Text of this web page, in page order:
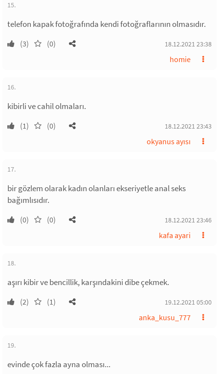
15.
telefon kapak fotoğrafında kendi fotoğraflarının olmasıdır.
(3) (0) 18.12.2021 23:38
homie
16.
kibirli ve cahil olmaları.
(1) (0) 18.12.2021 23:43
okyanus ayısı
17.
bir gözlem olarak kadın olanları ekseriyetle anal seks
bağımlısıdır.
(0) (0) 18.12.2021 23:46
kafa ayari
18.
aşırı kibir ve bencillik, karşındakini dibe çekmek.
(2) (1) 19.12.2021 05:00
anka_kusu_777
19.
evinde çok fazla ayna olması...